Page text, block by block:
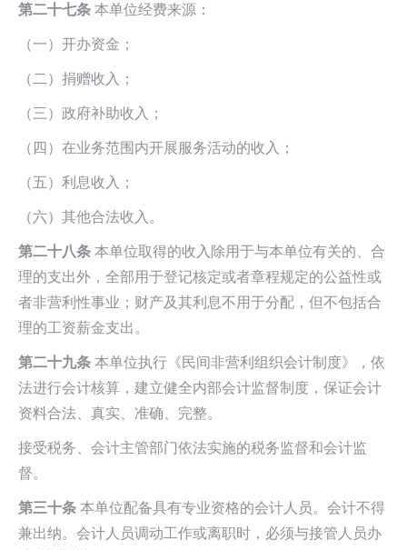
第二十七条 本单位经费来源：
（一）开办资金；
（二）捐赠收入；
（三）政府补助收入；
（四）在业务范围内开展服务活动的收入；
（五）利息收入；
（六）其他合法收入。
第二十八条 本单位取得的收入除用于与本单位有关的、合
理的支出外，全部用于登记核定或者章程规定的公益性或
者非营利性事业；财产及其利息不用于分配，但不包括合
理的工资薪金支出。
第二十九条 本单位执行《民间非营利组织会计制度》，依
法进行会计核算，建立健全内部会计监督制度，保证会计
资料合法、真实、准确、完整。
接受税务、会计主管部门依法实施的税务监督和会计监
督。
第三十条 本单位配备具有专业资格的会计人员。会计不得
兼出纳。会计人员调动工作或离职时，必须与接管人员办